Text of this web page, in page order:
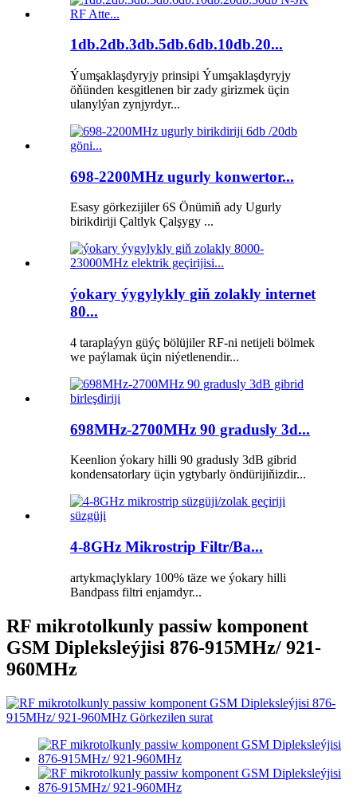
1db.2db.3db.5db.6db.10db.20...
Ýumşaklaşdyryjy prinsipi Ýumşaklaşdyryjy
öňünden kesgitlenen bir zady girizmek üçin
ulanylýan zynjyrdyr...
698-2200MHz ugurly konwertor...
Esasy görkezijiler 6S Önümiň ady Ugurly
birikdiriji Çaltlyk Çalşygy ...
ýokary ýygylykly giň zolakly internet
80...
4 taraplaýyn güýç bölüjiler RF-ni netijeli bölmek
we paýlamak üçin niýetlenendir...
698MHz-2700MHz 90 gradusly 3d...
Keenlion ýokary hilli 90 gradusly 3dB gibrid
kondensatorlary üçin ygtybarly öndürijiňizdir...
4-8GHz Mikrostrip Filtr/Ba...
artykmaçlyklary 100% täze we ýokary hilli
Bandpass filtri enjamdyr...
RF mikrotolkunly passiw komponent
GSM Dipleksleýjisi 876-915MHz/ 921-
960MHz